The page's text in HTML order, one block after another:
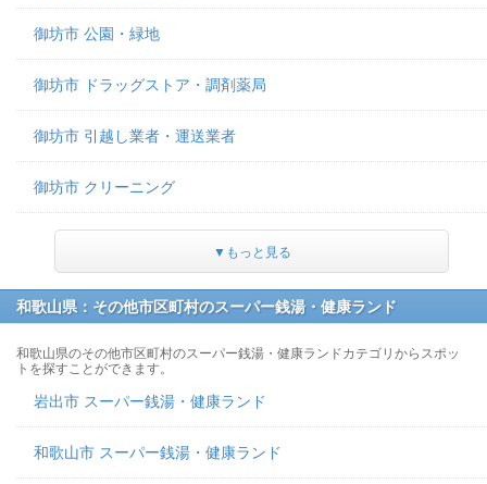
御坊市 公園・緑地
御坊市 ドラッグストア・調剤薬局
御坊市 引越し業者・運送業者
御坊市 クリーニング
▼もっと見る
和歌山県：その他市区町村のスーパー銭湯・健康ランド
和歌山県のその他市区町村のスーパー銭湯・健康ランドカテゴリからスポッ
トを探すことができます。
岩出市 スーパー銭湯・健康ランド
和歌山市 スーパー銭湯・健康ランド